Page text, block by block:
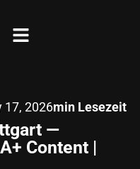
17, 2026min Lesezeit
—
Content |